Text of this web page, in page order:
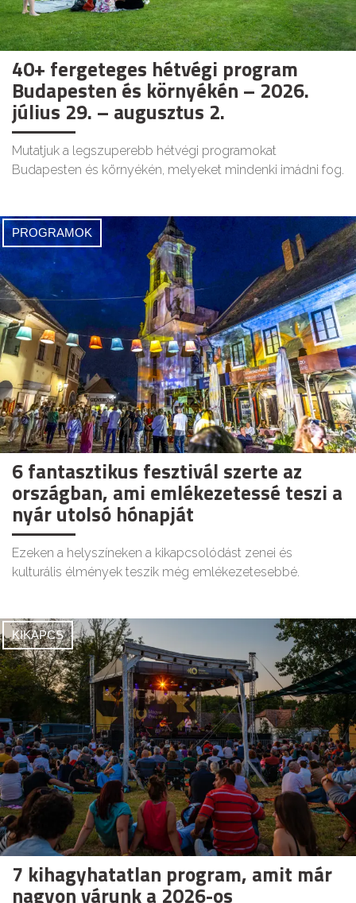
40+ fergeteges hétvégi program
Budapesten és környékén – 2026.
július 29. – augusztus 2.
Mutatjuk a legszuperebb hétvégi programokat
Budapesten és környékén, melyeket mindenki imádni fog.
PROGRAMOK
6 fantasztikus fesztivál szerte az
országban, ami emlékezetessé teszi a
nyár utolsó hónapját
Ezeken a helyszíneken a kikapcsolódást zenei és
kulturális élmények teszik még emlékezetesebbé.
KIKAPCS
7 kihagyhatatlan program, amit már
nagyon várunk a 2026-os